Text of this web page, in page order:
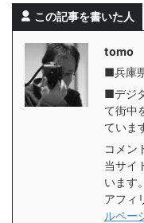
この記事を書いた人
tomo
■兵庫
■デジ
て街中
ていま
コメン
当サイ
います。
アフィ
ルペー